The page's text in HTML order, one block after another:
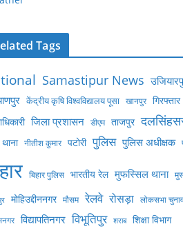
Tags
Samastipur News
केंद्रीय कृषि विश्वविद्यालय पूसा खानपुर गिरफ्तार
जिला प्रशासन डीएम ताजपुर
नीतीश कुमार पटोरी पुलिस पुलिस अधीक्षक
बिहार पुलिस भारतीय रेल मुफस्सिल थाना
मोहिउद्दीननगर मौसम रेलवे रोसड़ा लोकसभा
विद्यापतिनगर विभूतिपुर शराब शिक्षा विभाग